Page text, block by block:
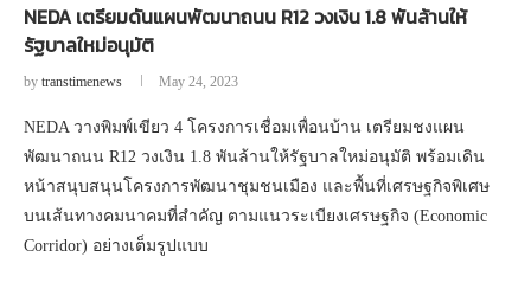
NEDA เตรียมดันแผนพัฒนาถนน R12 วงเงิน 1.8 พันล้านให้
รัฐบาลใหม่อนุมัติ
by transtimenews May 24, 2023
NEDA วางพิมพ์เขียว 4 โครงการเชื่อมเพื่อนบ้าน เตรียมชงแผน
พัฒนาถนน R12 วงเงิน 1.8 พันล้านให้รัฐบาลใหม่อนุมัติ พร้อมเดิน
หน้าสนุบสนุนโครงการพัฒนาชุมชนเมือง และพื้นที่เศรษฐกิจพิเศษ
บนเส้นทางคมนาคมที่สำคัญ ตามแนวระเบียงเศรษฐกิจ (Economic
Corridor) อย่างเต็มรูปแบบ